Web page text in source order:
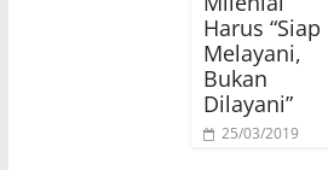
Harus “Siap
Melayani,
Bukan
Dilayani”
25/03/2019